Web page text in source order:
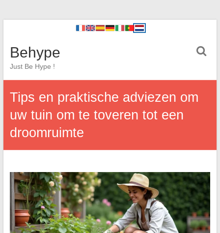
Behype
Just Be Hype !
Tips en praktische adviezen om
uw tuin om te toveren tot een
droomruimte